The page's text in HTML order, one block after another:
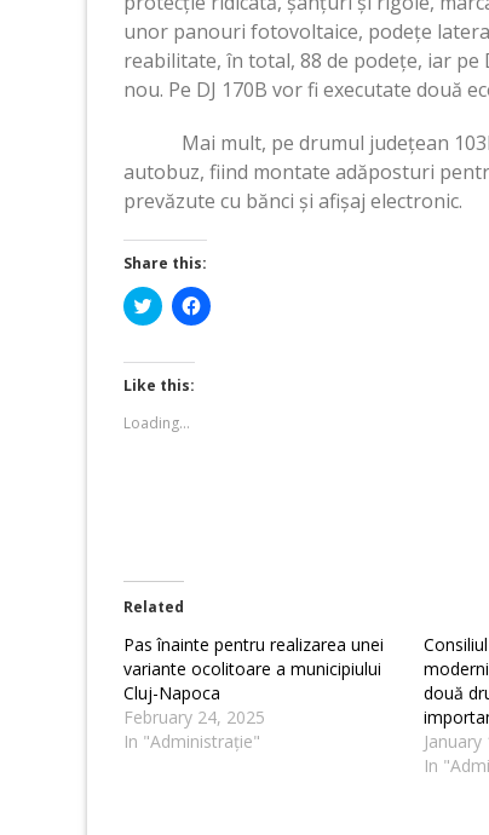
unor panouri fotovoltaice, podețe
reabilitate, în total, 88 de podețe, iar
nou. Pe DJ 170B vor fi executate două
Mai mult, pe drumul județean 103K
autobuz, fiind montate adăposturi
prevăzute cu bănci și afișaj electronic.
Share this:
Click
to
Twitter
(Opens
in
new
window)
Click
to
Like this:
Loading...
Related
Pas înainte pentru realizarea unei
variante ocolitoare a municipiului
Cluj-Napoca
February 24, 2025
In "Administrație"
două
In